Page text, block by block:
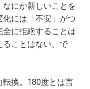
にか新しいことを
には「不安」がつ
に拒絶することは
ることはない。で
換。180度とは言